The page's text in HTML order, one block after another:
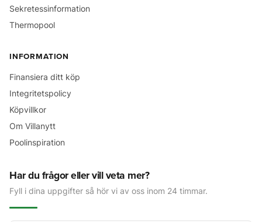
Sekretessinformation
Thermopool
INFORMATION
Finansiera ditt köp
Integritetspolicy
Köpvillkor
Om Villanytt
Poolinspiration
Har du frågor eller vill veta mer?
Fyll i dina uppgifter så hör vi av oss inom 24 timmar.